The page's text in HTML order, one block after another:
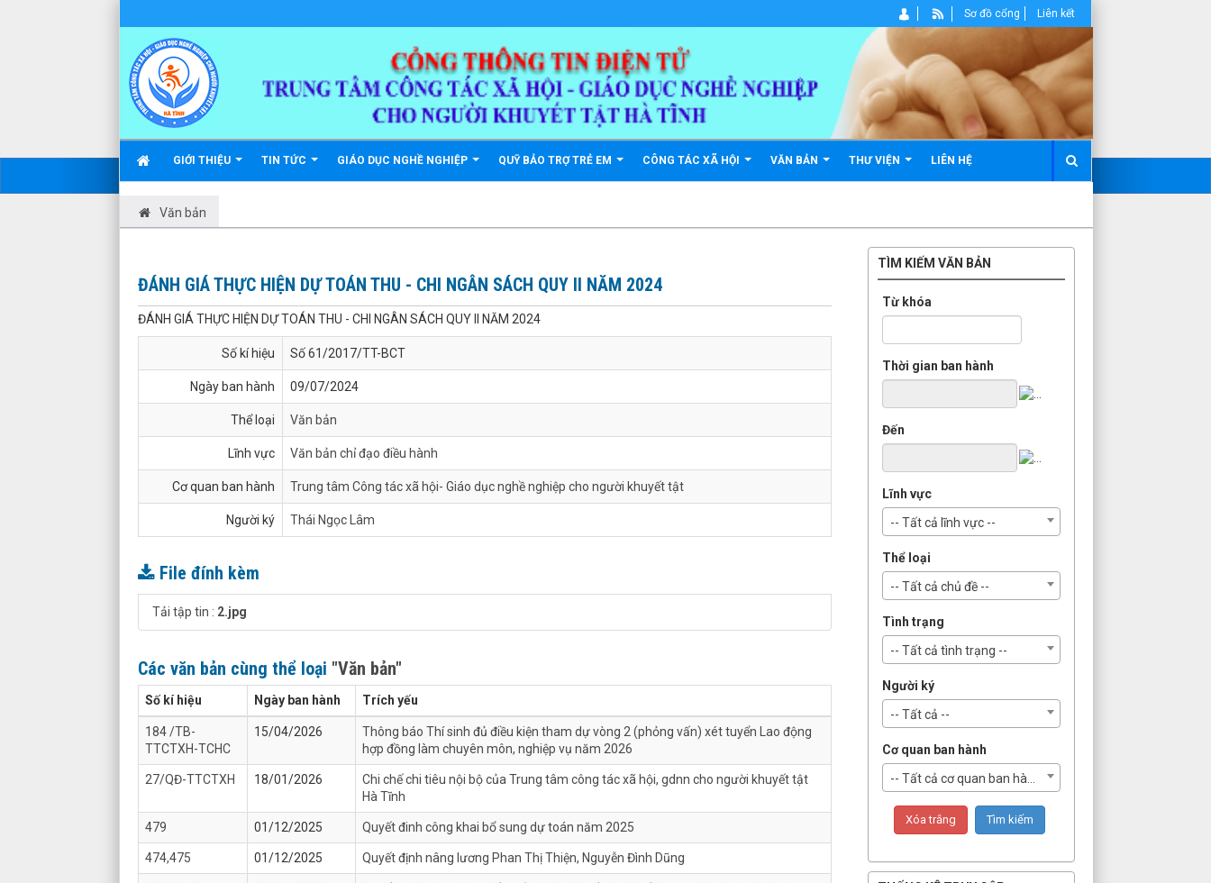
GIỚI THIỆU TIN TỨC GIÁO DỤC NGHỀ NGHIỆP QUỸ BẢO TRỢ TRẺ EM CÔNG TÁC XÃ HỘI VĂN BẢN THƯ VIỆN LIÊN HỆ
Sơ đồ cổng Liên kết
Văn bản
ĐÁNH GIÁ THỰC HIỆN DỰ TOÁN THU - CHI NGÂN SÁCH QUY II NĂM 2024
ĐÁNH GIÁ THỰC HIỆN DỰ TOÁN THU - CHI NGÂN SÁCH QUY II NĂM 2024
Số kí hiệu Số 61/2017/TT-BCT
Ngày ban hành 09/07/2024
Thể loại Văn bản
Lĩnh vực Văn bản chỉ đạo điều hành
Cơ quan ban hành Trung tâm Công tác xã hội- Giáo dục nghề nghiệp cho người khuyết tật
Người ký Thái Ngọc Lâm
File đính kèm
Tải tập tin : 2.jpg
Các văn bản cùng thể loại "Văn bản"
Số kí hiệu Ngày ban hành Trích yếu
184 /TB-
TTCTXH-TCHC
15/04/2026
Thông báo Thí sinh đủ điều kiện tham dự vòng 2 (phỏng vấn) xét tuyển Lao động
hợp đồng làm chuyên môn, nghiệp vụ năm 2026
27/QĐ-TTCTXH 18/01/2026
Chi chế chi tiêu nội bộ của Trung tâm công tác xã hội, gdnn cho người khuyết tật
Hà Tĩnh
479 01/12/2025 Quyết đinh công khai bổ sung dự toán năm 2025
474,475 01/12/2025 Quyết định nâng lương Phan Thị Thiện, Nguyễn Đình Dũng
TÌM KIẾM VĂN BẢN
Từ khóa
Thời gian ban hành
Đến
Lĩnh vực
-- Tất cả lĩnh vực --
Thể loại
-- Tất cả chủ đề --
Tình trạng
-- Tất cả tình trạng --
Người ký
-- Tất cả --
Cơ quan ban hành